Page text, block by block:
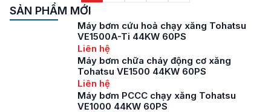
hỏa đã trở thành một
này. Do số lượng các
vụ cháy nổ, hoả hoạn
càng tăng cao. Nên
để đảm bảo an toàn
SẢN PHẨM MỚI
Máy bơm cứu hoả chạy xăng Tohatsu
VE1500A-Ti 44KW 60PS
Liên hệ
Máy bơm chữa cháy động cơ xăng
Tohatsu VE1500 44KW 60PS
Liên hệ
Máy bơm PCCC chạy xăng Tohatsu
VE1000 44KW 60PS